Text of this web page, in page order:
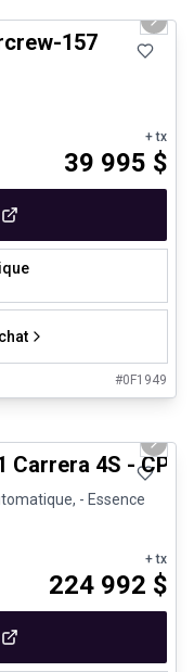
Next
157
+ tx
39 995 $
#0F1949
Next
4S - CPO
- Essence
+ tx
224 992 $